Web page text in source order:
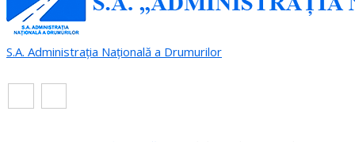
S.A. Administrația Națională a Drumurilor